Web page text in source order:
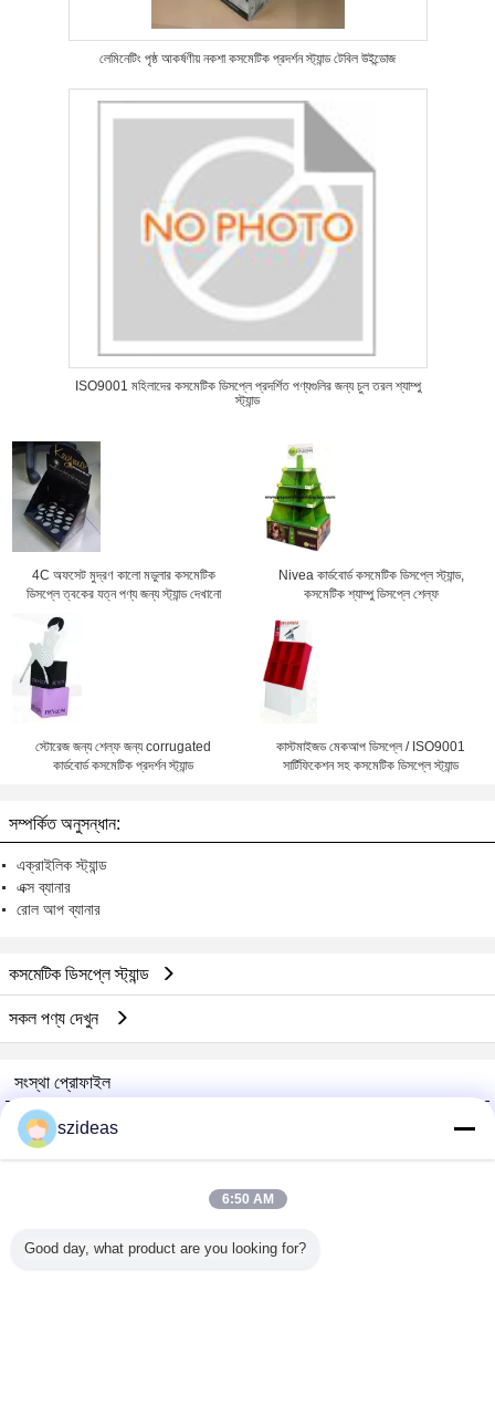
লেমিনেটিং পৃষ্ঠ আকর্ষণীয় নকশা কসমেটিক প্রদর্শন স্ট্যান্ড টেবিল উইন্ডোজ
ISO9001 মহিলাদের কসমেটিক ডিসপ্লে প্রদর্শিত পণ্যগুলির জন্য চুল তরল শ্যাম্পু
স্ট্যান্ড
4C অফসেট মুদ্রণ কালো মডুলার কসমেটিক
ডিসপ্লে ত্বকের যত্ন পণ্য জন্য স্ট্যান্ড দেখানো
Nivea কার্ডবোর্ড কসমেটিক ডিসপ্লে স্ট্যান্ড,
কসমেটিক শ্যাম্পু ডিসপ্লে শেল্ফ
স্টোরেজ জন্য শেল্ফ জন্য corrugated
কার্ডবোর্ড কসমেটিক প্রদর্শন স্ট্যান্ড
কাস্টমাইজড মেকআপ ডিসপ্লে / ISO9001
সার্টিফিকেশন সহ কসমেটিক ডিসপ্লে স্ট্যান্ড
সম্পর্কিত অনুসন্ধান:
এক্রাইলিক স্ট্যান্ড
এক্স ব্যানার
রোল আপ ব্যানার
কসমেটিক ডিসপ্লে স্ট্যান্ড
সকল পণ্য দেখুন
সংস্থা প্রোফাইল
China Acrylic Product Online Market
যাচাইকৃত সরবরাহকারী
Verified Suplier
szideas
6:50 AM
Good day, what product are you looking for?